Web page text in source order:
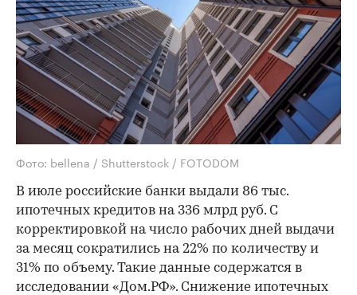
Фото: bellena / Shutterstock / FOTODOM
В июле российские банки выдали 86 тыс.
ипотечных кредитов на 336 млрд руб. С
корректировкой на число рабочих дней выдачи
за месяц сократились на 22% по количеству и
31% по объему. Такие данные содержатся в
исследовании «Дом.РФ». Снижение ипотечных